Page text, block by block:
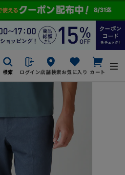
検索 ログイン店舗検索お気に入り カート